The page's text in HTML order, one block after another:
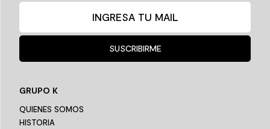
SUSCRIBIRME
GRUPO K
QUIENES SOMOS
HISTORIA